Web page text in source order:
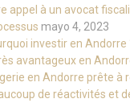
appel à un avocat
mayo 4, 2023
investir en Andorre
avantageux en
en Andorre prête à
de réactivités et